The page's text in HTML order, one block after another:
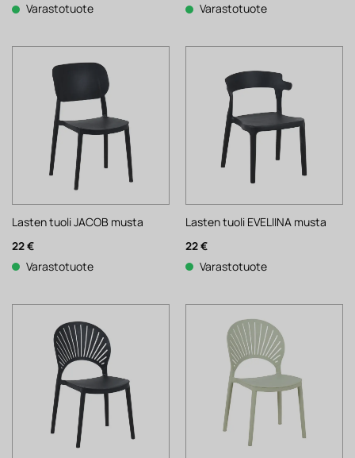
Varastotuote Varastotuote
Lasten tuoli JACOB musta
22€
Varastotuote
Lasten tuoli EVELIINA musta
22€
Varastotuote